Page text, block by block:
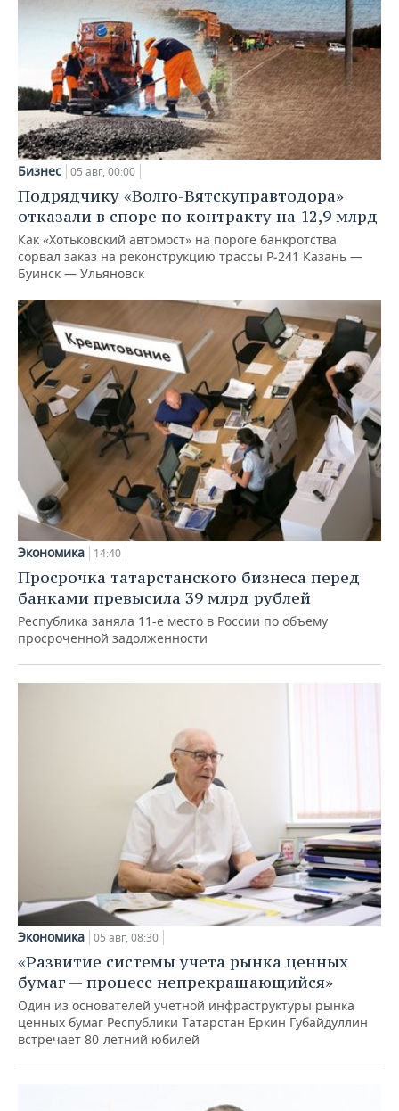
Бизнес 05 авг, 00:00
Подрядчику «Волго-Вятскуправтодора»
отказали в споре по контракту на 12,9 млрд
Как «Хотьковский автомост» на пороге банкротства
сорвал заказ на реконструкцию трассы Р‑241 Казань —
Буинск — Ульяновск
Экономика 14:40
Просрочка татарстанского бизнеса перед
банками превысила 39 млрд рублей
Республика заняла 11-е место в России по объему
просроченной задолженности
Экономика 05 авг, 08:30
«Развитие системы учета рынка ценных
бумаг — процесс непрекращающийся»
Один из основателей учетной инфраструктуры рынка
ценных бумаг Республики Татарстан Еркин Губайдуллин
встречает 80-летний юбилей